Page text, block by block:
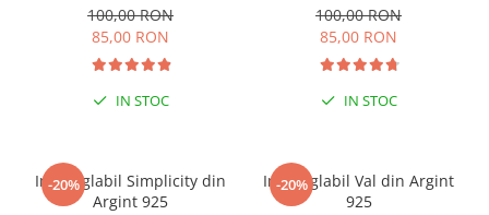
100,00 RON
85,00 RON
IN STOC
100,00 RON
85,00 RON
IN STOC
-20%
Inel reglabil Simplicity din
Argint 925
-20%
Inel reglabil Val din Argint
925